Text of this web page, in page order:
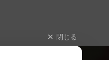
閉じる